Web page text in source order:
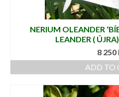
NERIUM OLEANDER
LEANDER (
8 250
ADD TO